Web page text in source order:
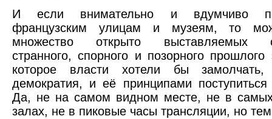
И если внимательно и вдумчиво
французским улицам и музеям, то
множество открыто выставляемых
странного, спорного и позорного прошлого
которое власти хотели бы
демократия, и её принципами
Да, не на самом видном месте, не в
залах, не в пиковые часы трансляции, но